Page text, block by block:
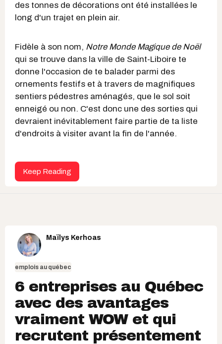
des tonnes de décorations ont été installées le
long d'un trajet en plein air.
Fidèle à son nom, Notre Monde Magique de Noël
qui se trouve dans la ville de Saint-Liboire te
donne l'occasion de te balader parmi des
ornements festifs et à travers de magnifiques
sentiers pédestres aménagés, que le sol soit
enneigé ou non. C'est donc une des sorties qui
devraient inévitablement faire partie de ta liste
d'endroits à visiter avant la fin de l'année.
Keep Reading
Maïlys Kerhoas
emplois au québec
6 entreprises au Québec
avec des avantages
vraiment WOW et qui
recrutent présentement